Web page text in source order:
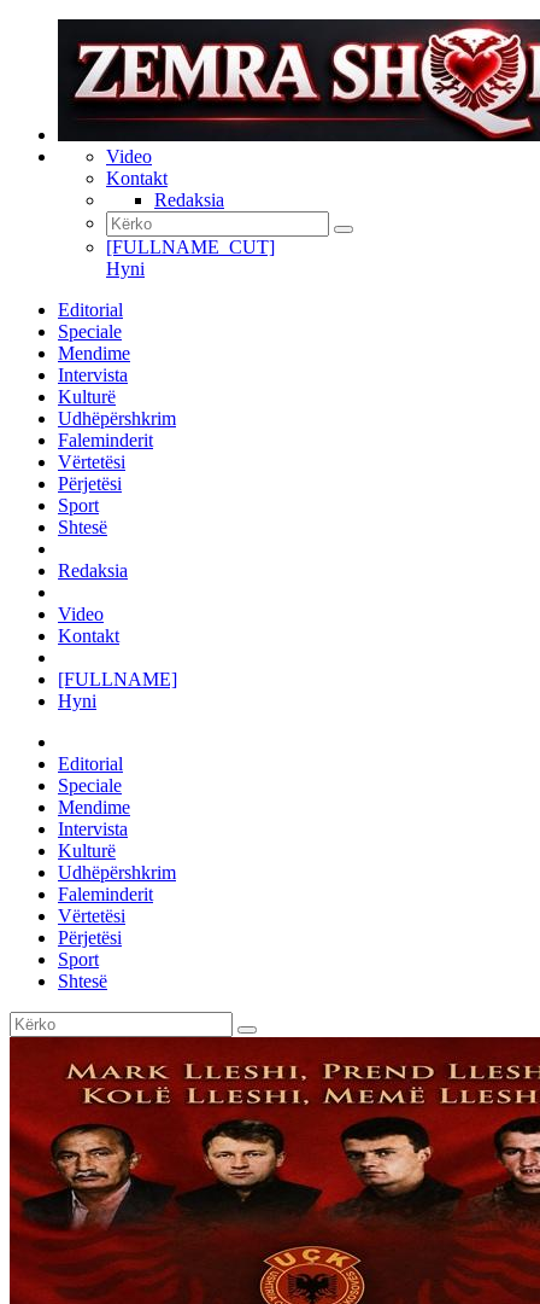
Video
Kontakt
Redaksia
[FULLNAME_CUT]
Hyni
Editorial
Speciale
Mendime
Intervista
Kulturë
Udhëpërshkrim
Faleminderit
Vërtetësi
Përjetësi
Sport
Shtesë
Redaksia
Video
Kontakt
[FULLNAME]
Hyni
Editorial
Speciale
Mendime
Intervista
Kulturë
Udhëpërshkrim
Faleminderit
Vërtetësi
Përjetësi
Sport
Shtesë